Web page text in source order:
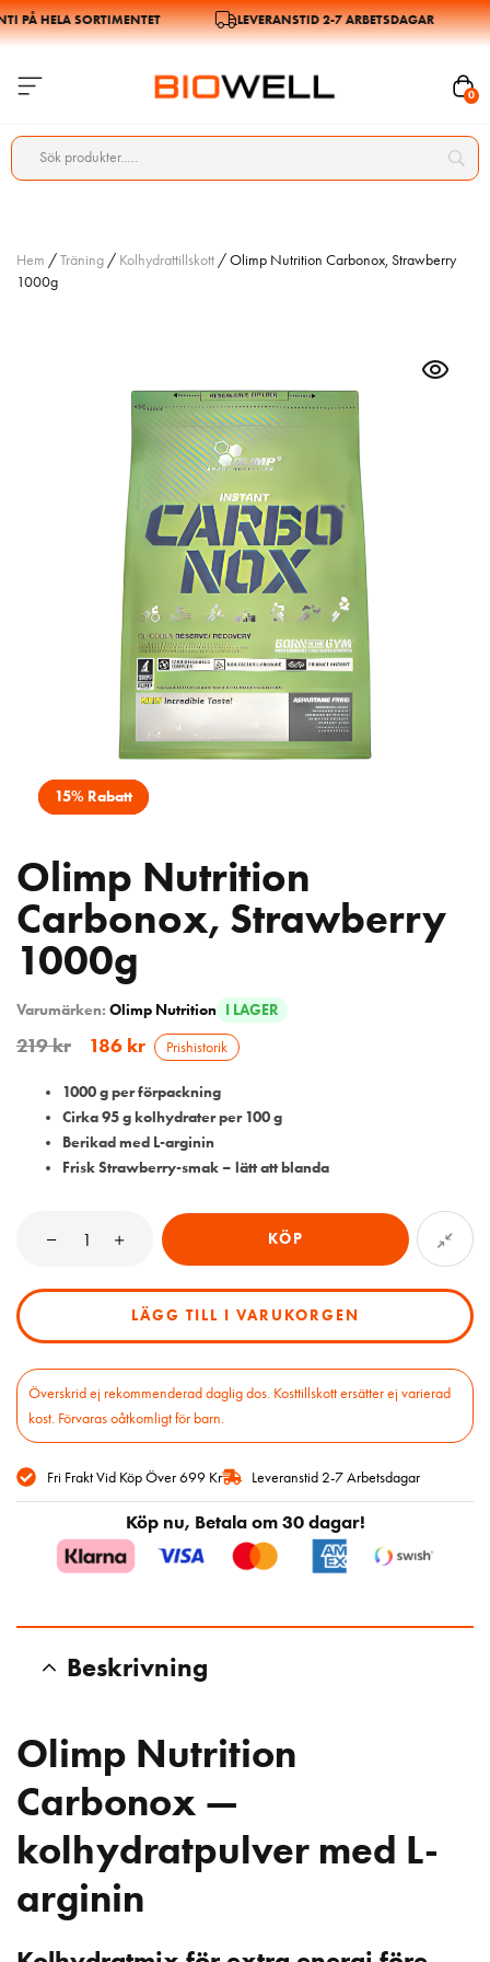
HELA SORTIMENTET LEVERANSTID 2-7 ARBETSDAGAR
0
Hem /Träning / Kolhydrattillskott / Olimp Nutrition Carbonox, Strawberry
1000g
15% Rabatt
Olimp Nutrition
Carbonox, Strawberry
1000g
Varumärken: Olimp Nutrition I LAGER
219kr 186 kr Prishistorik
1000 g per förpackning
Cirka 95 g kolhydrater per 100 g
Berikad med L-arginin
Frisk Strawberry-smak – lätt att blanda
KÖP
LÄGG TILL I VARUKORGEN
Överskrid ej rekommenderad daglig dos. Kosttillskott ersätter ej varierad
kost. Förvaras oåtkomligt för barn.
Fri Frakt Vid Köp Över 699 Kr Leveranstid 2-7 Arbetsdagar
Köp nu, Betala om 30 dagar!
Beskrivning
Olimp Nutrition
Carbonox —
kolhydratpulver med L-
arginin